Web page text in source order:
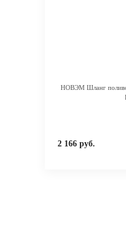
НОВЭМ Шланг
2 166 руб.